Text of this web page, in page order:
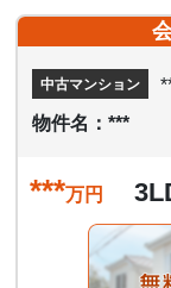
中古マンション
物件名：***
***万円